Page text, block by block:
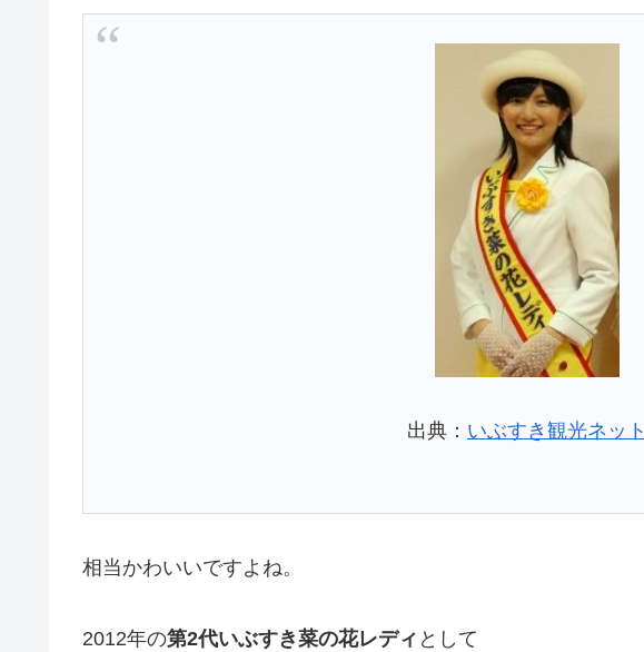
出典： いぶすき観光ネット
相当かわいいですよね。
2012年の第2代いぶすき菜の花レディ として